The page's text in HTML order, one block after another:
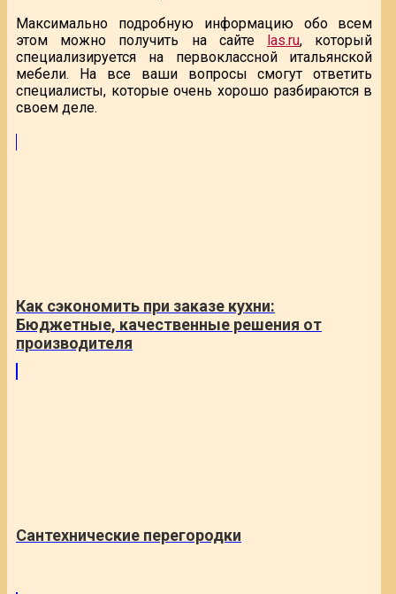
Максимально подробную информацию обо всем
этом можно получить на сайте las.ru, который
специализируется на первоклассной итальянской
мебели. На все ваши вопросы смогут ответить
специалисты, которые очень хорошо разбираются в
своем деле.
Как сэкономить при заказе кухни:
Бюджетные, качественные решения от
производителя
Сантехнические перегородки